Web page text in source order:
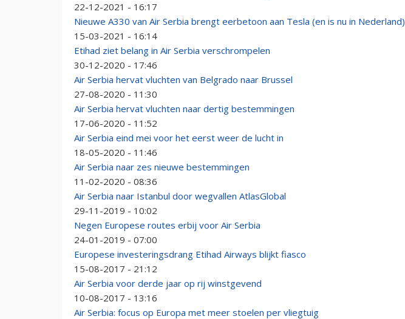
22-12-2021 - 16:17
Nieuwe A330 van Air Serbia brengt eerbetoon aan Tesla (en is nu in Nederland)
15-03-2021 - 16:14
Etihad ziet belang in Air Serbia verschrompelen
30-12-2020 - 17:46
Air Serbia hervat vluchten van Belgrado naar Brussel
27-08-2020 - 11:30
Air Serbia hervat vluchten naar dertig bestemmingen
17-06-2020 - 11:52
Air Serbia eind mei voor het eerst weer de lucht in
18-05-2020 - 11:46
Air Serbia naar zes nieuwe bestemmingen
11-02-2020 - 08:36
Air Serbia naar Istanbul door wegvallen AtlasGlobal
29-11-2019 - 10:02
Negen Europese routes erbij voor Air Serbia
24-01-2019 - 07:00
Europese investeringsdrang Etihad Airways blijkt fiasco
15-08-2017 - 21:12
Air Serbia voor derde jaar op rij winstgevend
10-08-2017 - 13:16
Air Serbia: focus op Europa met meer stoelen per vliegtuig